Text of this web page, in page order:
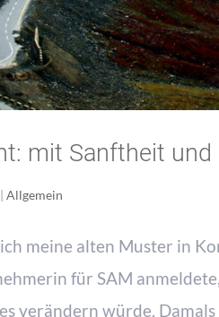
mit Sanftheit und
|Allgemein
meine alten Muster in
für SAM
verändern würde.